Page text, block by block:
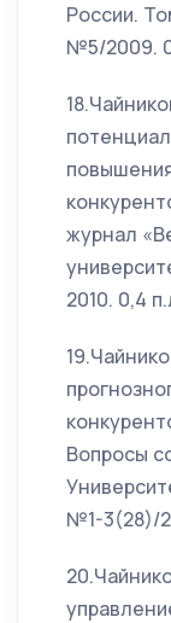
России.
№5/2009.
журнал
2010. 0,4
Вопросы
№1-3(28)/